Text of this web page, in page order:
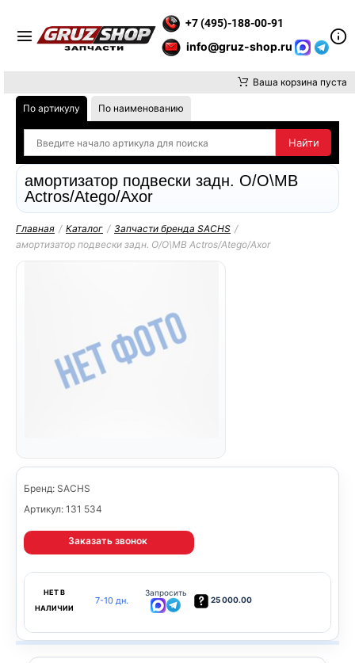
+7 (495)-188-00-91
info@gruz-shop.ru
Ваша корзина пуста
По артикулу По наименованию
амортизатор подвески задн. O/O\MB
Actros/Atego/Axor
Главная / Каталог / Запчасти бренда SACHS /
амортизатор подвески задн. O/O\MB Actros/Atego/Axor
Бренд: SACHS
Артикул: 131 534
Заказать звонок
НЕТ В
НАЛИЧИИ
7-10 дн.
Запросить
25 000.00